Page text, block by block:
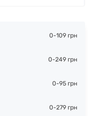
0-109 грн
0-249 грн
0-95 грн
0-279 грн